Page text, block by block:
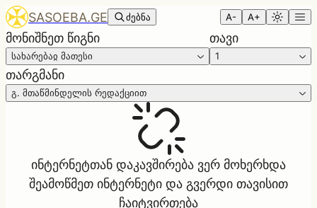
SASOEBA.GE ძებნა A- A+
მონიშნეთ წიგნი
სახარებაჲ მათესი
თავი
1
თარგმანი
გ. მთაწმინდელის რედაქციით
ინტერნეტთან დაკავშირება ვერ მოხერხდა
შეამოწმეთ ინტერნეტი და გვერდი თავისით
ჩაიტვირთება